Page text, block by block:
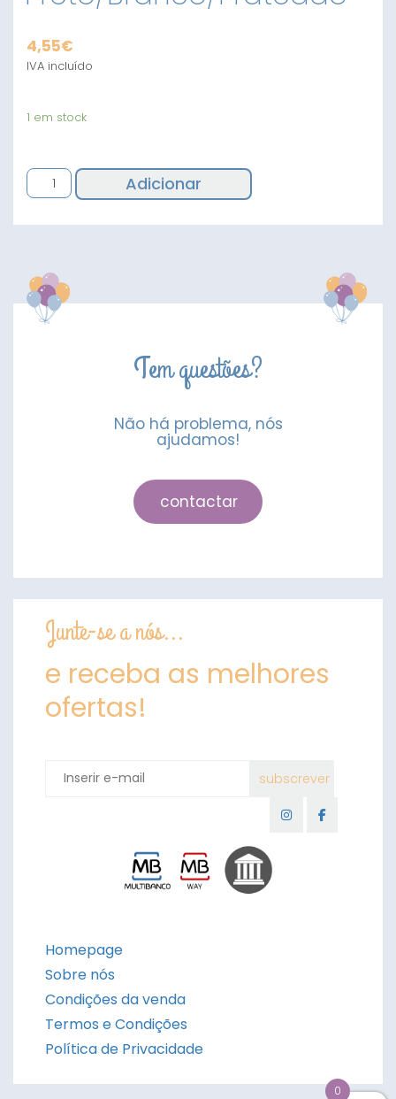
4,55€
IVA incluído
1 em stock
Quantidade
de
Preto/Branco/Prateado
Adicionar
Tem questões?
Não há problema, nós
ajudamos!
contactar
Junte-se a nós...
e receba as melhores
ofertas!
Homepage
Sobre nós
Condições da venda
Termos e Condições
Política de Privacidade
0